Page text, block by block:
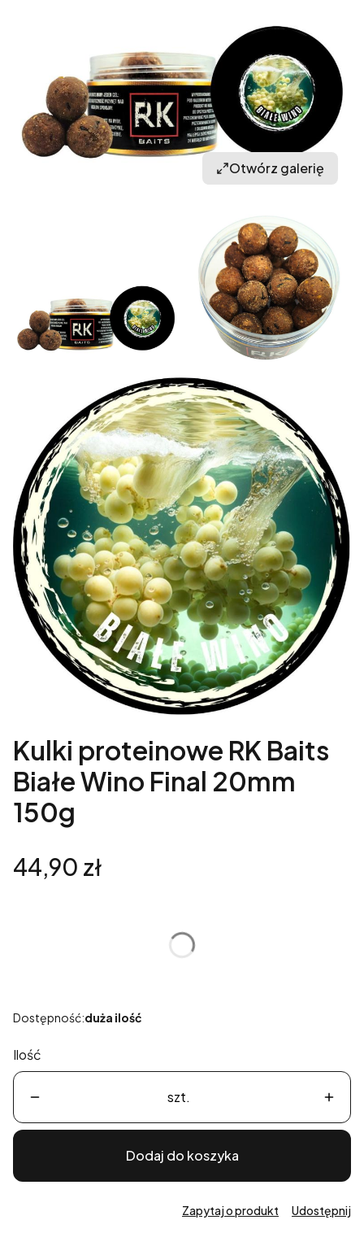
Otwórz galerię
Kulki proteinowe RK Baits
Białe Wino Final 20mm
150g
Cena
44,90 zł
Poszczególne warianty mogą różnić się ceną
Dostępność:duża ilość
Ilość
szt.
Dodaj do koszyka
Zapytaj o produkt Udostępnij